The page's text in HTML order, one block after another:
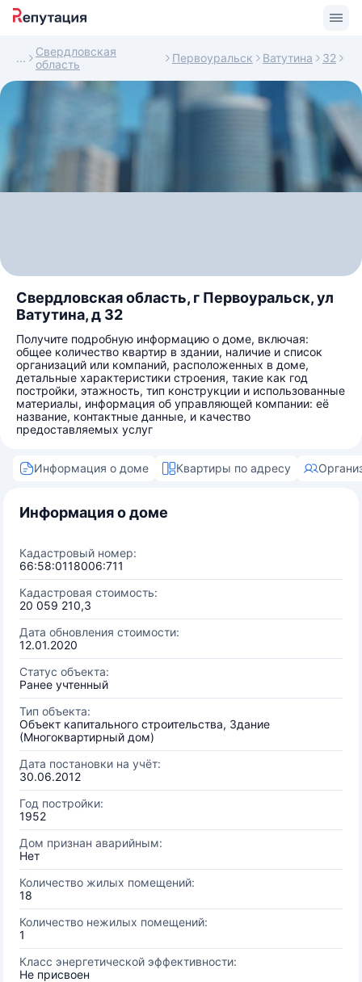
Свердловская
область
Первоуральск Ватутина 32
Свердловская область, г Первоуральск, ул
Ватутина, д 32
Получите подробную информацию о доме, включая:
общее количество квартир в здании, наличие и список
организаций или компаний, расположенных в доме,
детальные характеристики строения, такие как год
постройки, этажность, тип конструкции и использованные
материалы, информация об управляющей компании: её
название, контактные данные, и качество
предоставляемых услуг
Информация о доме Квартиры по адресу
Информация о доме
Кадастровый номер:
66:58:0118006:711
Кадастровая стоимость:
20 059 210,3
Дата обновления стоимости:
12.01.2020
Статус объекта:
Ранее учтенный
Тип объекта:
Объект капитального строительства, Здание
(Многоквартирный дом)
Дата постановки на учёт:
30.06.2012
Год постройки:
1952
Дом признан аварийным:
Нет
Количество жилых помещений:
18
Количество нежилых помещений:
1
Класс энергетической эффективности:
Не присвоен